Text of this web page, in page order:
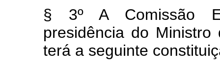
§ 3º A Comissão
presidência do
terá a seguinte